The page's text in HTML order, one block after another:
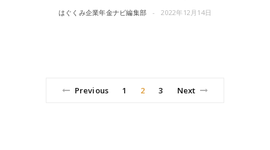
はぐくみ企業年金ナビ編集部 2022年12月14日
Previous 1 2 3 Next